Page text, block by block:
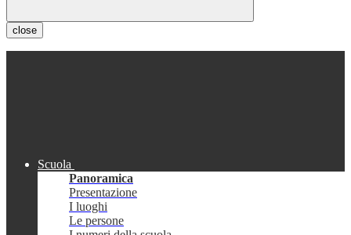
close
Scuola
Panoramica
Presentazione
I luoghi
Le persone